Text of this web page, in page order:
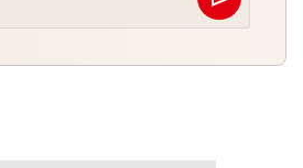
Abschicken